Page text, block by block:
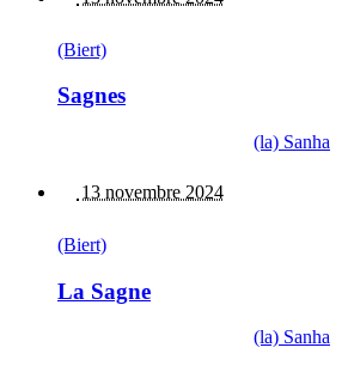
(Biert)
Sagnes
(la) Sanha
13 novembre 2024
(Biert)
La Sagne
(la) Sanha